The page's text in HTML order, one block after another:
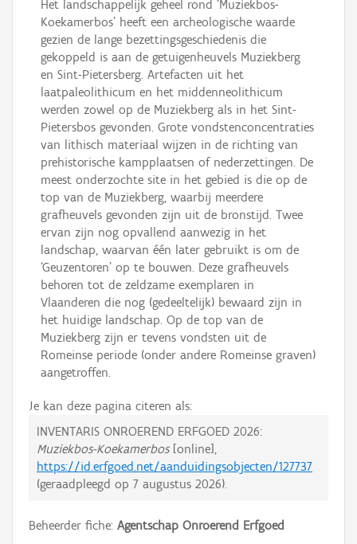
Het landschappelijk geheel rond ‘Muziekbos-
Koekamerbos’ heeft een archeologische waarde
gezien de lange bezettingsgeschiedenis die
gekoppeld is aan de getuigenheuvels Muziekberg
en Sint-Pietersberg. Artefacten uit het
laatpaleolithicum en het middenneolithicum
werden zowel op de Muziekberg als in het Sint-
Pietersbos gevonden. Grote vondstenconcentraties
van lithisch materiaal wijzen in de richting van
prehistorische kampplaatsen of nederzettingen. De
meest onderzochte site in het gebied is die op de
top van de Muziekberg, waarbij meerdere
grafheuvels gevonden zijn uit de bronstijd. Twee
ervan zijn nog opvallend aanwezig in het
landschap, waarvan één later gebruikt is om de
‘Geuzentoren’ op te bouwen. Deze grafheuvels
behoren tot de zeldzame exemplaren in
Vlaanderen die nog (gedeeltelijk) bewaard zijn in
het huidige landschap. Op de top van de
Muziekberg zijn er tevens vondsten uit de
Romeinse periode (onder andere Romeinse graven)
aangetroffen.
Je kan deze pagina citeren als:
INVENTARIS ONROEREND ERFGOED 2026:
Muziekbos-Koekamerbos[online],
https://id.erfgoed.net/aanduidingsobjecten/127737
(geraadpleegd op 7 augustus 2026).
Beheerder fiche: Agentschap Onroerend Erfgoed